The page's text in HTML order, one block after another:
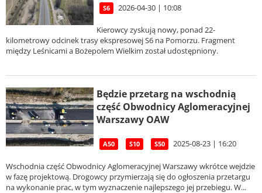
S6 2026-04-30 | 10:08
Kierowcy zyskują nowy, ponad 22-
kilometrowy odcinek trasy ekspresowej S6 na Pomorzu. Fragment
między Leśnicami a Bożepolem Wielkim został udostępniony.
Będzie przetarg na wschodnią
część Obwodnicy Aglomeracyjnej
Warszawy OAW
A50 S10 S50 2025-08-23 | 16:20
Wschodnia część Obwodnicy Aglomeracyjnej Warszawy wkrótce wejdzie
w fazę projektową. Drogowcy przymierzają się do ogłoszenia przetargu
na wykonanie prac, w tym wyznaczenie najlepszego jej przebiegu. W...